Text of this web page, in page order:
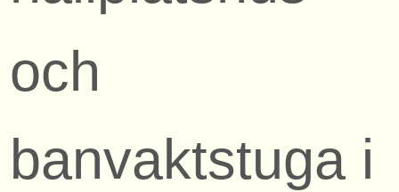
och
banvaktstuga i